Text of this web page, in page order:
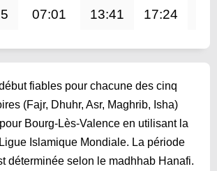
07:01 13:41 17:24
fiables pour chacune des cinq
(Fajr, Dhuhr, Asr, Maghrib, Isha)
Bourg-Lès-Valence en utilisant la
Islamique Mondiale. La période
déterminée selon le madhhab Hanafi.